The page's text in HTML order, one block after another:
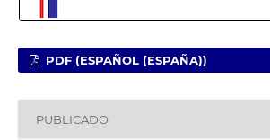
PDF (ESPAÑOL (ESPAÑA))
PUBLICADO